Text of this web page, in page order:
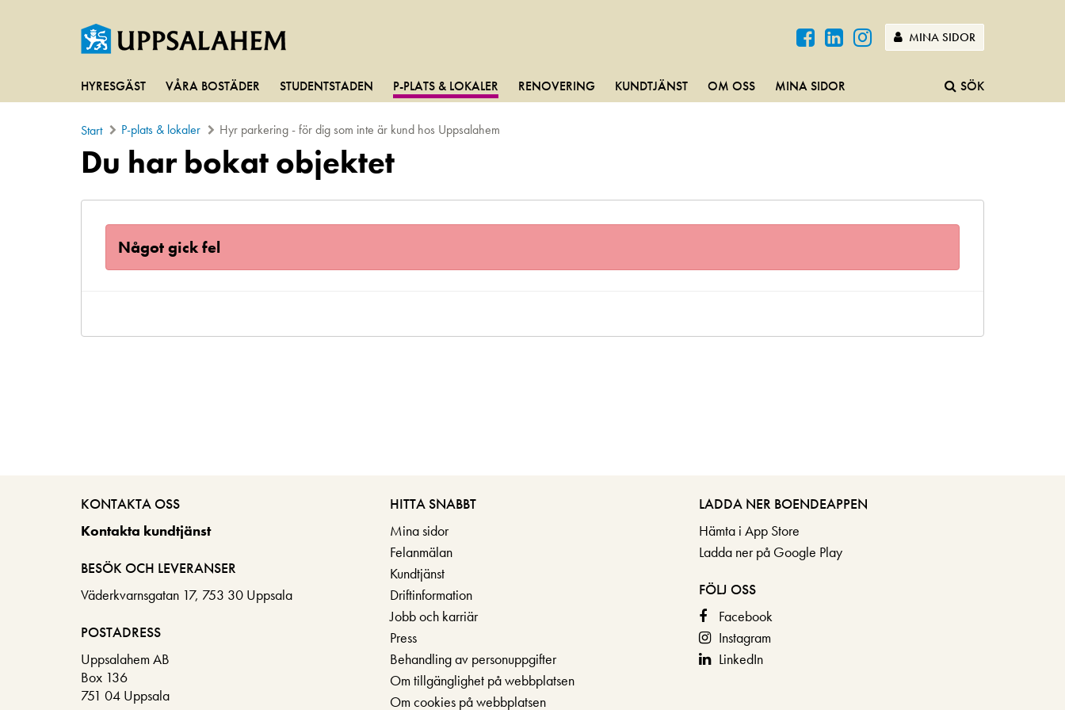
MINA SIDOR
HYRESGÄST VÅRA BOSTÄDER STUDENTSTADEN P-PLATS & LOKALER RENOVERING KUNDTJÄNST OM OSS MINA SIDOR SÖK
Start P-plats & lokaler Hyr parkering - för dig som inte är kund hos Uppsalahem
Du har bokat objektet
Något gick fel
KONTAKTA OSS
Kontakta kundtjänst
BESÖK OCH LEVERANSER
Väderkvarnsgatan 17, 753 30 Uppsala
POSTADRESS
Uppsalahem AB
Box 136
751 04 Uppsala
HITTA SNABBT
Mina sidor
Felanmälan
Kundtjänst
Driftinformation
Jobb och karriär
Press
Behandling av personuppgifter
Om tillgänglighet på webbplatsen
Om cookies på webbplatsen
LADDA NER BOENDEAPPEN
Hämta i App Store
Ladda ner på Google Play
FÖLJ OSS
Facebook
Instagram
LinkedIn